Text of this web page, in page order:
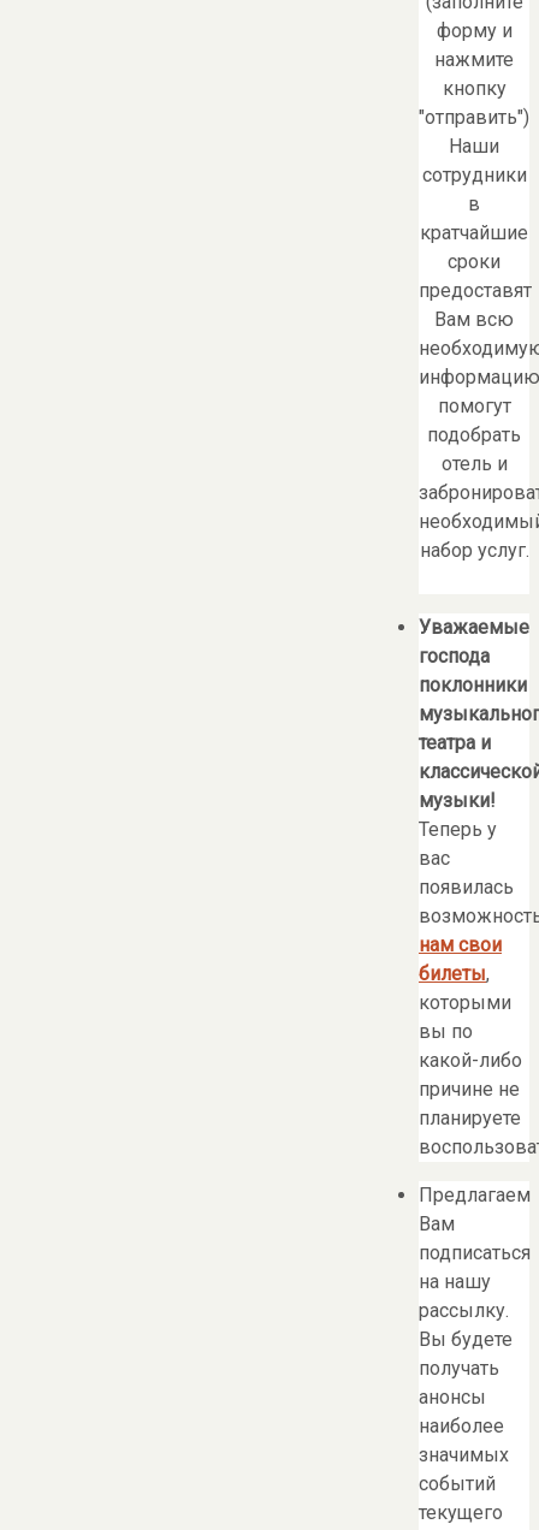
форму и
нажмите
кнопку
"отправить")
Наши
сотрудники
в
кратчайшие
сроки
предоставят
Вам всю
помогут
подобрать
отель и
набор услуг.
Уважаемые
господа
поклонники
театра и
музыки!
Теперь у
вас
появилась
нам свои
билеты,
которыми
вы по
какой-либо
причине не
планируете
Предлагаем
Вам
подписаться
на нашу
рассылку.
Вы будете
получать
анонсы
наиболее
значимых
событий
текущего